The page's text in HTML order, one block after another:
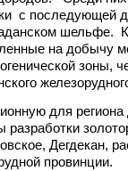
с последующей
шельфе.
на добычу
зоны,
для
разработки
Дегдекан,
провинции.